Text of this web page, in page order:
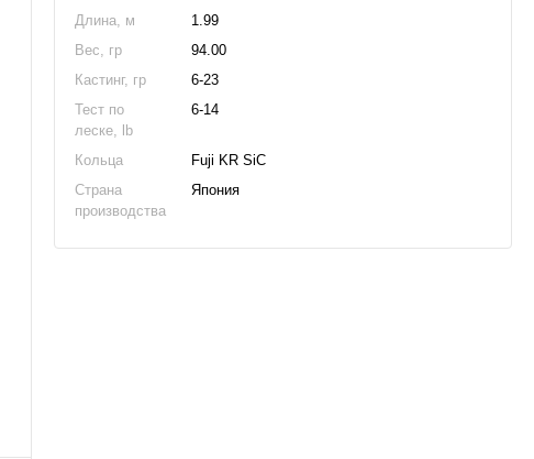
Длина, м
1.99
Вес, гр
94.00
Кастинг, гр
6-23
Тест по
леске, lb
6-14
Кольца
Fuji KR SiC
Страна
производства
Япония